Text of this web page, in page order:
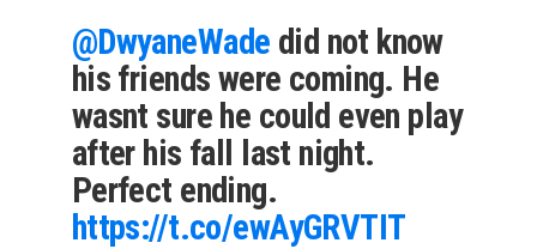
@DwyaneWade did not know
his friends were coming. He
wasnt sure he could even play
after his fall last night.
Perfect ending.
https://t.co/ewAyGRVTIT